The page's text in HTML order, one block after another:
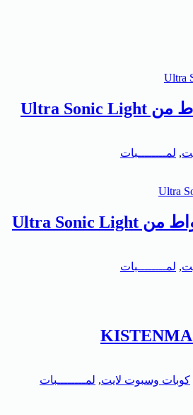
, لمــــــــبات
, لمــــــــبات
كوبات وسبوت لايت, لمــــــــبات